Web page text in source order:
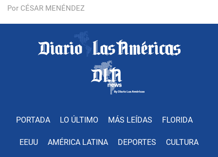
Por CÉSAR MENÉNDEZ
PORTADA LO ÚLTIMO MÁS LEÍDAS FLORIDA
EEUU AMÉRICA LATINA DEPORTES CULTURA